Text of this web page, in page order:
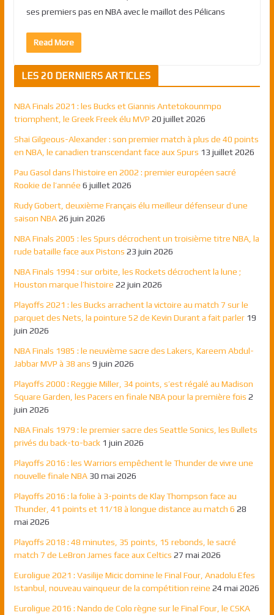
ses premiers pas en NBA avec le maillot des Pélicans
Read More
LES 20 DERNIERS ARTICLES
NBA Finals 2021 : les Bucks et Giannis Antetokounmpo
triomphent, le Greek Freek élu MVP 20 juillet 2026
Shai Gilgeous-Alexander : son premier match à plus de 40 points
en NBA, le canadien transcendant face aux Spurs 13 juillet 2026
Pau Gasol dans l’histoire en 2002 : premier européen sacré
Rookie de l’année 6 juillet 2026
Rudy Gobert, deuxième Français élu meilleur défenseur d’une
saison NBA 26 juin 2026
NBA Finals 2005 : les Spurs décrochent un troisième titre NBA, la
rude bataille face aux Pistons 23 juin 2026
NBA Finals 1994 : sur orbite, les Rockets décrochent la lune ;
Houston marque l’histoire 22 juin 2026
Playoffs 2021 : les Bucks arrachent la victoire au match 7 sur le
parquet des Nets, la pointure 52 de Kevin Durant a fait parler 19
juin 2026
NBA Finals 1985 : le neuvième sacre des Lakers, Kareem Abdul-
Jabbar MVP à 38 ans 9 juin 2026
Playoffs 2000 : Reggie Miller, 34 points, s’est régalé au Madison
Square Garden, les Pacers en finale NBA pour la première fois 2
juin 2026
NBA Finals 1979 : le premier sacre des Seattle Sonics, les Bullets
privés du back-to-back 1 juin 2026
Playoffs 2016 : les Warriors empêchent le Thunder de vivre une
nouvelle finale NBA 30 mai 2026
Playoffs 2016 : la folie à 3-points de Klay Thompson face au
Thunder, 41 points et 11/18 à longue distance au match 6 28
mai 2026
Playoffs 2018 : 48 minutes, 35 points, 15 rebonds, le sacré
match 7 de LeBron James face aux Celtics 27 mai 2026
Euroligue 2021 : Vasilije Micic domine le Final Four, Anadolu Efes
Istanbul, nouveau vainqueur de la compétition reine 24 mai 2026
Euroligue 2016 : Nando de Colo règne sur le Final Four, le CSKA